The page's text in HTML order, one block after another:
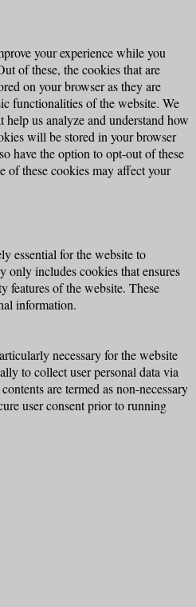
your experience while you
of these, the cookies that are
on your browser as they are
functionalities of the website. We
us analyze and understand how
will be stored in your browser
have the option to opt-out of these
of these cookies may affect your
essential for the website to
only includes cookies that ensures
features of the website. These
information.
necessary for the website
to collect user personal data via
are termed as non-necessary
user consent prior to running